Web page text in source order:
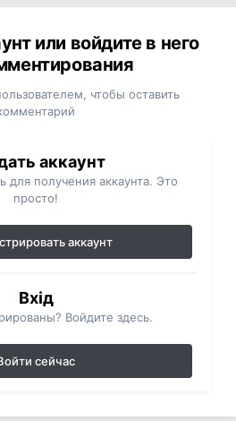
или войдите в него
чтобы оставить
аккаунт
для получения аккаунта. Это
просто!
аккаунт
Вхід
Войдите здесь.
сейчас